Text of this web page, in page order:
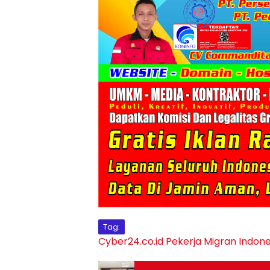
Tag:
Cyber24.co.id Pekerja Migran